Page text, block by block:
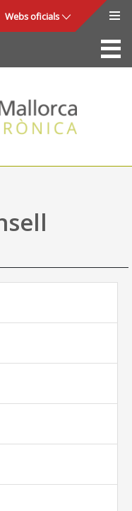
Webs oficials
La Seu
Consell de Mallorca
Accés i seguretat
Utilitats
Ajuda